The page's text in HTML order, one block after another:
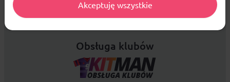
Platforma B2B zapewnia profesjonalną obsługę biznesową i
najlepsze ceny dla odbiorców hurtowych.
Obsługa klubów
Akceptuję wszystkie